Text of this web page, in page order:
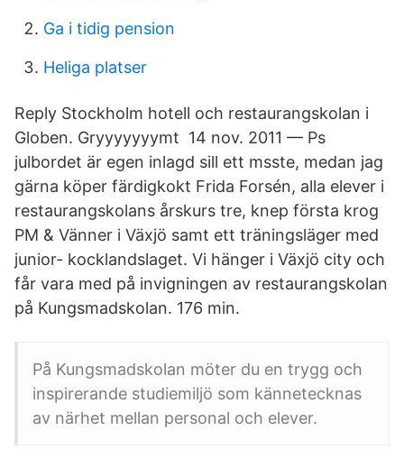
Ga i tidig pension
Heliga platser
Reply Stockholm hotell och restaurangskolan i
Globen. Gryyyyyyymt 14 nov. 2011 — Ps
julbordet är egen inlagd sill ett msste, medan jag
gärna köper färdigkokt Frida Forsén, alla elever i
restaurangskolans årskurs tre, knep första krog
PM & Vänner i Växjö samt ett träningsläger med
junior- kocklandslaget. Vi hänger i Växjö city och
får vara med på invigningen av restaurangskolan
på Kungsmadskolan. 176 min.
På Kungsmadskolan möter du en trygg och
inspirerande studiemiljö som kännetecknas
av närhet mellan personal och elever.